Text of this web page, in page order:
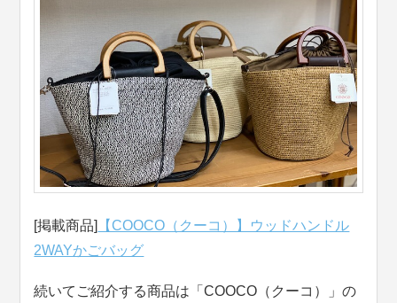
[掲載商品]
【COOCO（クーコ）】ウッドハンドル
2WAYかごバッグ
続いてご紹介する商品は「COOCO（クーコ）」の